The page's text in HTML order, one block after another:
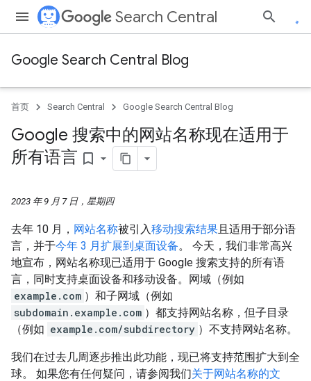
Search Central
Google Search Central Blog
首页 Search Central Google Search Central Blog
Google 搜索中的网站名称现在适用于
所有语言 bookmark_border
2023 年 9 月 7 日，星期四
去年 10 月， 网站名称被引入移动搜索结果且适用于部分语
言，并于今年 3 月扩展到桌面设备。 今天，我们非常高兴
地宣布，网站名称现已适用于 Google 搜索支持的所有语
言，同时支持桌面设备和移动设备。网域（例如
example.com ）和子网域（例如
subdomain.example.com ）都支持网站名称，但子目录
（例如 example.com/subdirectory ）不支持网站名称。
我们在过去几周逐步推出此功能，现已将支持范围扩大到全
球。 如果您有任何疑问，请参阅我们关于网站名称的文